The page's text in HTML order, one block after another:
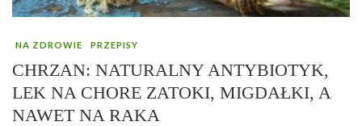
NA ZDROWIE PRZEPISY
CHRZAN: NATURALNY ANTYBIOTYK,
LEK NA CHORE ZATOKI, MIGDAŁKI, A
NAWET NA RAKA